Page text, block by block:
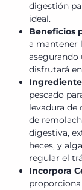
digestión
ideal.
Beneficios
a mantener
asegurando
disfrutará
pescado
levadura de
de
digestiva,
heces, y
regular el
Incorpora
proporciona